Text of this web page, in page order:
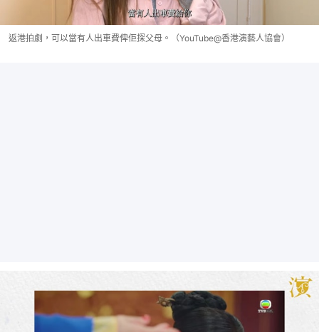
返港拍劇，可以當有人出車費俾佢探父母。（YouTube@香港演藝人協會）